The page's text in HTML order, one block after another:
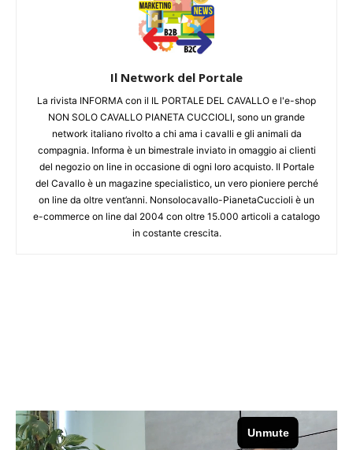
Il Network del Portale
La rivista INFORMA con il IL PORTALE DEL CAVALLO e l'e-shop
NON SOLO CAVALLO PIANETA CUCCIOLI, sono un grande
network italiano rivolto a chi ama i cavalli e gli animali da
compagnia. Informa è un bimestrale inviato in omaggio ai clienti
del negozio on line in occasione di ogni loro acquisto. Il Portale
del Cavallo è un magazine specialistico, un vero pioniere perché
on line da oltre vent’anni. Nonsolocavallo-PianetaCuccioli è un
e-commerce on line dal 2004 con oltre 15.000 articoli a catalogo
in costante crescita.